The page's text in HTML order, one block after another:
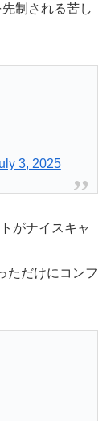
制される苦し
3, 2025
がナイスキャ
ただけにコンフ